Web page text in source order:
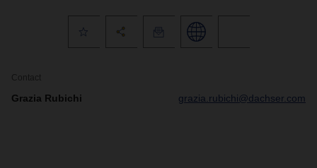
Contact
Grazia Rubichi grazia.rubichi@dachser.com